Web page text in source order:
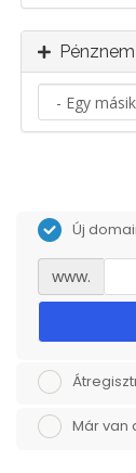
Pénznem
Új
www.
Már van